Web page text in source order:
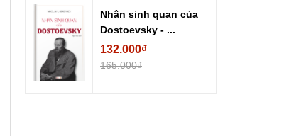
Nhân sinh quan của
Dostoevsky - ...
132.000₫
165.000₫